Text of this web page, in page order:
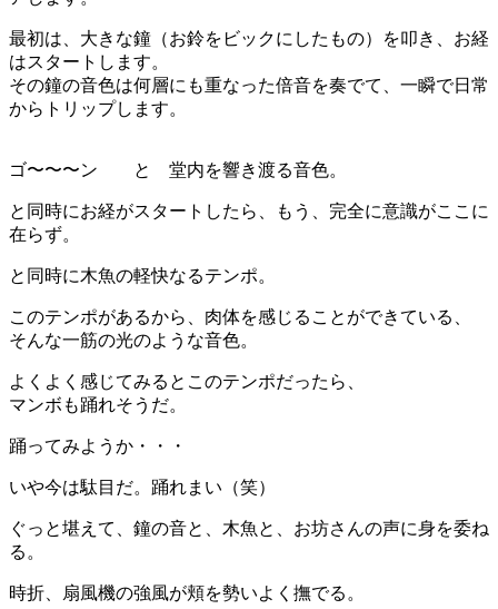
最初は、大きな鐘（お鈴をビックにしたもの）を叩き、お経
はスタートします。
その鐘の音色は何層にも重なった倍音を奏でて、一瞬で日常
からトリップします。
ゴ〜〜〜ン と 堂内を響き渡る音色。
と同時にお経がスタートしたら、もう、完全に意識がここに
在らず。
と同時に木魚の軽快なるテンポ。
このテンポがあるから、肉体を感じることができている、
そんな一筋の光のような音色。
よくよく感じてみるとこのテンポだったら、
マンボも踊れそうだ。
踊ってみようか・・・
いや今は駄目だ。踊れまい（笑）
ぐっと堪えて、鐘の音と、木魚と、お坊さんの声に身を委ね
る。
時折、扇風機の強風が頬を勢いよく撫でる。